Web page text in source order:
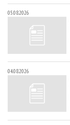
05.08.2026
04.08.2026